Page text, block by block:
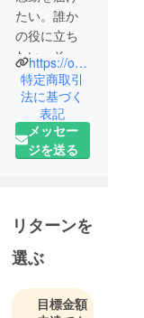
たい。誰か
の役に立ち
たい。そし
て、心から
「欲しい」
と思えるも
のだけを。
もと、日々
おもしろく
て役に立つ
画・開発に
挑んでいま
https://our-product.com/fm/31566/zbfGwgws
特定商取引
法に基づく
表記
メッセー
ジを送る
リターンを
選ぶ
目標金額